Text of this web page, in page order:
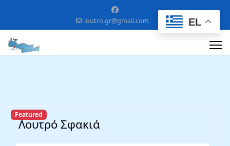
loutro.gr@gmail.com EL
Featured
Λουτρό Σφακιά